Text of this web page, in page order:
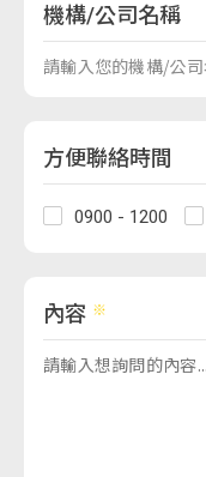
機構/公司名稱
方便聯絡時間
0900 - 1200
內容